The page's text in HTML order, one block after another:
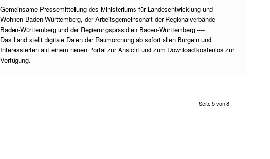
Gemeinsame Pressemitteilung des Ministeriums für Landesentwicklung und
Wohnen Baden-Württemberg, der Arbeitsgemeinschaft der Regionalverbände
Baden-Württemberg und der Regierungspräsidien Baden-Württemberg ----
Das Land stellt digitale Daten der Raumordnung ab sofort allen Bürgern und
Interessierten auf einem neuen Portal zur Ansicht und zum Download kostenlos zur
Verfügung.
Seite 5 von 8